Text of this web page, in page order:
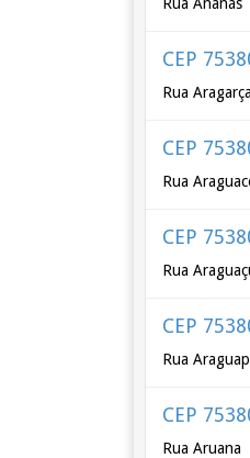
CEP
Rua
CEP
Rua
CEP
Rua
CEP
Rua
CEP
Rua Aruana